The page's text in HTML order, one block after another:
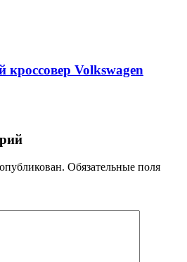
Volkswagen
Обязательные поля